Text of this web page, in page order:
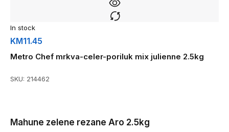
In stock
KM11.45
Metro Chef mrkva-celer-poriluk mix julienne 2.5kg
SKU: 214462
Mahune zelene rezane Aro 2.5kg